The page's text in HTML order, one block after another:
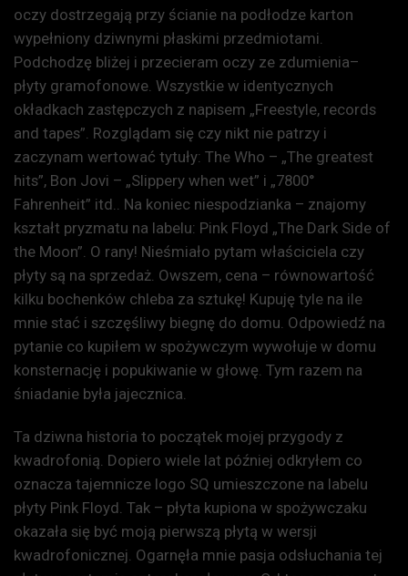
oczy dostrzegają przy ścianie na podłodze karton
wypełniony dziwnymi płaskimi przedmiotami.
Podchodzę bliżej i przecieram oczy ze zdumienia–
płyty gramofonowe. Wszystkie w identycznych
okładkach zastępczych z napisem „Freestyle, records
and tapes”. Rozglądam się czy nikt nie patrzy i
zaczynam wertować tytuły: The Who – „The greatest
hits”, Bon Jovi – „Slippery when wet” i „7800°
Fahrenheit” itd.. Na koniec niespodzianka – znajomy
kształt pryzmatu na labelu: Pink Floyd „The Dark Side of
the Moon”. O rany! Nieśmiało pytam właściciela czy
płyty są na sprzedaż. Owszem, cena – równowartość
kilku bochenków chleba za sztukę! Kupuję tyle na ile
mnie stać i szczęśliwy biegnę do domu. Odpowiedź na
pytanie co kupiłem w spożywczym wywołuje w domu
konsternację i popukiwanie w głowę. Tym razem na
śniadanie była jajecznica.
Ta dziwna historia to początek mojej przygody z
kwadrofonią. Dopiero wiele lat później odkryłem co
oznacza tajemnicze logo SQ umieszczone na labelu
płyty Pink Floyd. Tak – płyta kupiona w spożywczaku
okazała się być moją pierwszą płytą w wersji
kwadrofonicznej. Ogarnęła mnie pasja odsłuchania tej